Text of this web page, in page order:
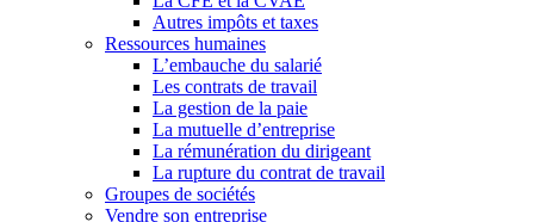
Autres impôts et taxes
Ressources humaines
L’embauche du salarié
Les contrats de travail
La gestion de la paie
La mutuelle d’entreprise
La rémunération du dirigeant
La rupture du contrat de travail
Groupes de sociétés
Vendre son entreprise